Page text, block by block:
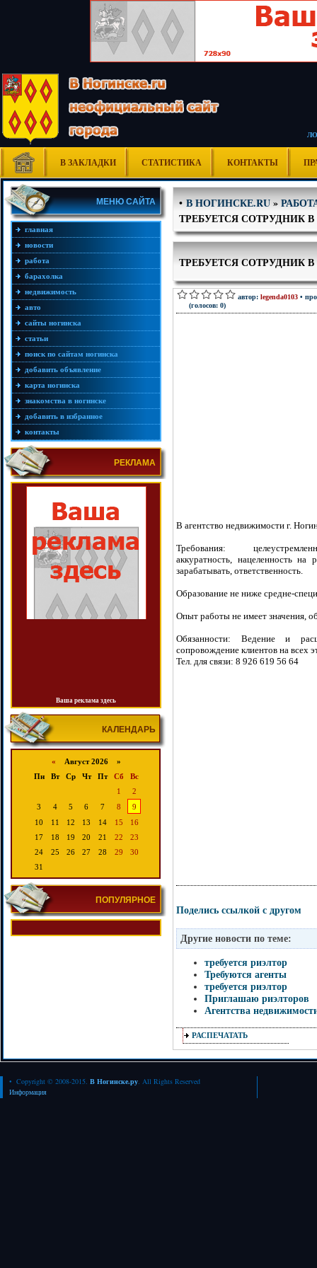
В ЗАКЛАДКИ СТАТИСТИКА КОНТАКТЫ
МЕНЮ САЙТА
главная
новости
работа
барахолка
недвижимость
авто
сайты ногинска
статьи
поиск по сайтам ногинска
добавить объявление
карта ногинска
знакомства в ногинске
добавить в избранное
контакты
РЕКЛАМА
Ваша реклама здесь
КАЛЕНДАРЬ
« Август 2026 »
Пн
Вт Ср Чт Пт Сб
Вс
1
2
3
4 5 6 7 8
9
10
11 12 13 14 15
16
17
18 19 20 21 22
23
24
25 26 27 28 29
30
31
ПОПУЛЯРНОЕ
•В НОГИНСКЕ.RU»
ТРЕБУЕТСЯ СОТРУДНИК
ТРЕБУЕТСЯ СОТРУДНИК
(голосов: 0)
автор: legenda0103•
В агентство недвижимости г.
Требования:
аккуратность, нацеленность на
зарабатывать, ответственность.
Образование не ниже средне-
Опыт работы не имеет значения,
Обязанности: Ведение и
сопровождение клиентов на всех
Тел. для связи: 8 926 619 56 64
Поделись ссылкой с другом
Другие новости по теме:
требуется риэлтор
Требуются агенты
требуется риэлтор
Приглашаю риэлторов
Агентства
РАСПЕЧАТАТЬ
• Copyright © 2008-2015. В Ногинске.ру. All Rights Reserved
Информация